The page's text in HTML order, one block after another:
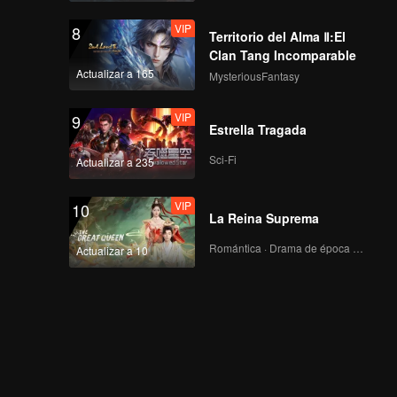
8
Actualizar a 165
VIP
Territorio del Alma Ⅱ:El
Clan Tang Incomparable
MysteriousFantasy
9
Actualizar a 235
VIP
Estrella Tragada
Sci-Fi
10
Actualizar a 10
VIP
La Reina Suprema